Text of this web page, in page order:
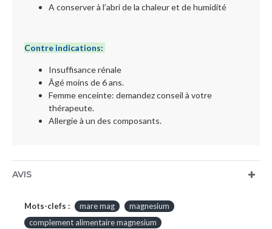
A conserver à l’abri de la chaleur et de humidité
Contre indications:
Insuffisance rénale
Âgé moins de 6 ans.
Femme enceinte: demandez conseil à votre
thérapeute.
Allergie à un des composants.
AVIS
Mots-clefs : mare mag
magnesium
complement alimentaire magnesium